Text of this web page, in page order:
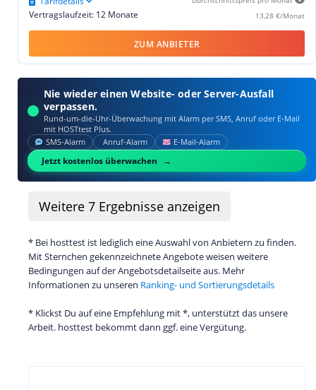
13,28 €/Monat
Vertragslaufzeit: 12 Monate
ZUM ANBIETER
Nie wieder einen Website- oder Server-Ausfall
verpassen.
Rund-um-die-Uhr-Überwachung mit Alarm per SMS, Anruf oder E‑Mail
mit HOSTtest Plus.
SMS‑Alarm Anruf‑Alarm E‑Mail‑Alarm
Jetzt kostenlos überwachen
Weitere 7 Ergebnisse anzeigen
* Bei hosttest ist lediglich eine Auswahl von Anbietern zu finden.
Mit Sternchen gekennzeichnete Angebote weisen weitere
Bedingungen auf der Angebotsdetailseite aus. Mehr
Informationen zu unseren Ranking- und Sortierungsdetails
* Klickst Du auf eine Empfehlung mit *, unterstützt das unsere
Arbeit. hosttest bekommt dann ggf. eine Vergütung.